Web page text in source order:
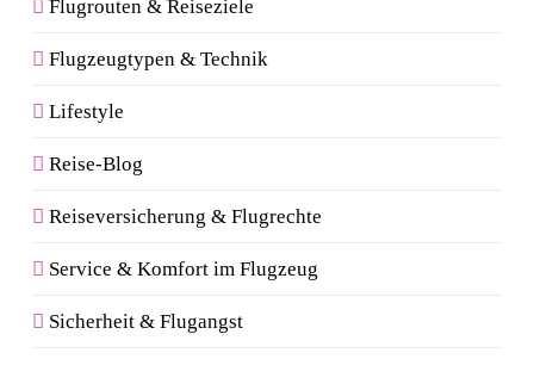
Flugrouten & Reiseziele
Flugzeugtypen & Technik
Lifestyle
Reise-Blog
Reiseversicherung & Flugrechte
Service & Komfort im Flugzeug
Sicherheit & Flugangst